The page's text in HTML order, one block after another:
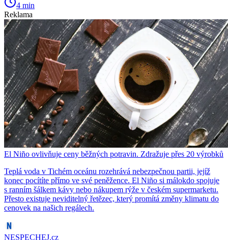
4 min
Reklama
El Niño ovlivňuje ceny běžných potravin. Zdražuje přes 20 výrobků
Teplá voda v Tichém oceánu rozehrává nebezpečnou partii, jejíž
konec pocítíte přímo ve své peněžence. El Niño si málokdo spojuje
s ranním šálkem kávy nebo nákupem rýže v českém supermarketu.
Přesto existuje neviditelný řetězec, který promítá změny klimatu do
cenovek na našich regálech.
NESPECHEJ.cz